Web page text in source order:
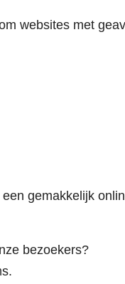
websites met
gemakkelijk
bezoekers?